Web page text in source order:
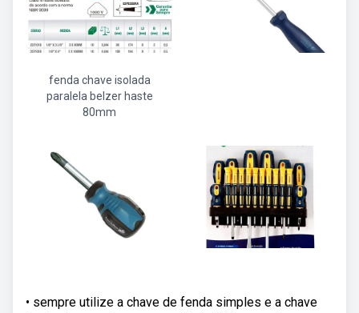
fenda chave isolada
paralela belzer haste
80mm
• sempre utilize a chave de fenda simples e a chave